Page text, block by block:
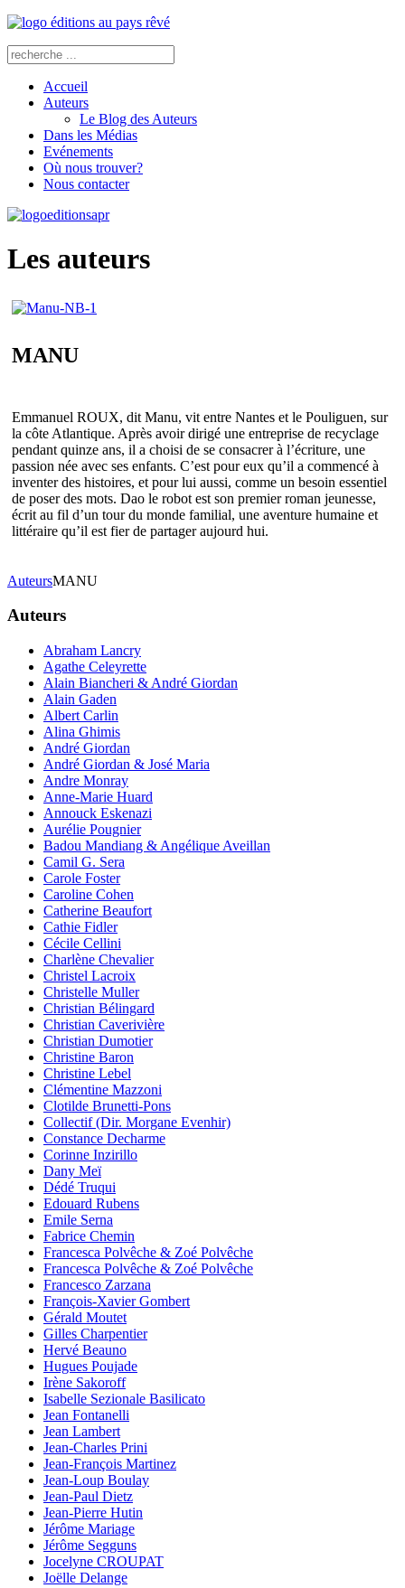
Accueil
Auteurs
Le Blog des Auteurs
Dans les Médias
Evénements
Où nous trouver?
Nous contacter
Les auteurs
MANU
Emmanuel ROUX, dit Manu, vit entre Nantes et le Pouliguen, sur
la côte Atlantique. Après avoir dirigé une entreprise de recyclage
pendant quinze ans, il a choisi de se consacrer à l’écriture, une
passion née avec ses enfants. C’est pour eux qu’il a commencé à
inventer des histoires, et pour lui aussi, comme un besoin essentiel
de poser des mots. Dao le robot est son premier roman jeunesse,
écrit au fil d’un tour du monde familial, une aventure humaine et
littéraire qu’il est fier de partager aujourd hui.
AuteursMANU
Auteurs
Abraham Lancry
Agathe Celeyrette
Alain Biancheri & André Giordan
Alain Gaden
Albert Carlin
Alina Ghimis
André Giordan
André Giordan & José Maria
Andre Monray
Anne-Marie Huard
Annouck Eskenazi
Aurélie Pougnier
Badou Mandiang & Angélique Aveillan
Camil G. Sera
Carole Foster
Caroline Cohen
Catherine Beaufort
Cathie Fidler
Cécile Cellini
Charlène Chevalier
Christel Lacroix
Christelle Muller
Christian Bélingard
Christian Caverivière
Christian Dumotier
Christine Baron
Christine Lebel
Clémentine Mazzoni
Clotilde Brunetti-Pons
Collectif (Dir. Morgane Evenhir)
Constance Decharme
Corinne Inzirillo
Dany Meï
Dédé Truqui
Edouard Rubens
Emile Serna
Fabrice Chemin
Francesca Polvêche & Zoé Polvêche
Francesca Polvêche & Zoé Polvêche
Francesco Zarzana
François-Xavier Gombert
Gérald Moutet
Gilles Charpentier
Hervé Beauno
Hugues Poujade
Irène Sakoroff
Isabelle Sezionale Basilicato
Jean Fontanelli
Jean Lambert
Jean-Charles Prini
Jean-François Martinez
Jean-Loup Boulay
Jean-Paul Dietz
Jean-Pierre Hutin
Jérôme Mariage
Jérôme Segguns
Jocelyne CROUPAT
Joëlle Delange